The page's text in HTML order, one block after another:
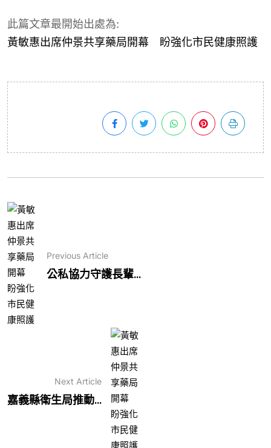
此篇文章最開始出處為:
黃敏惠出席仲景共享藥局開幕 盼強化市民健康照護
Previous Article
公私協力守護長輩...
Next Article
嘉義縣衛生局推動...